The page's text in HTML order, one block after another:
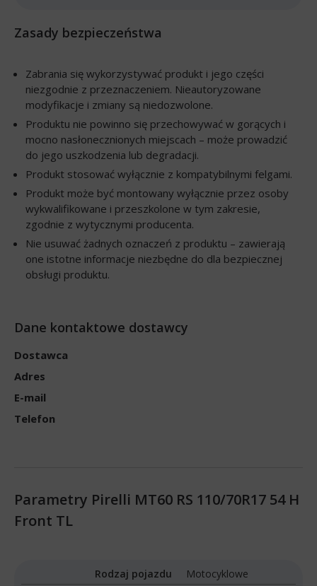
Zasady bezpieczeństwa
Zabrania się wykorzystywać produkt i jego części
niezgodnie z przeznaczeniem. Nieautoryzowane
modyfikacje i zmiany są niedozwolone.
Produktu nie powinno się przechowywać w gorących i
mocno nasłonecznionych miejscach – może prowadzić
do jego uszkodzenia lub degradacji.
Produkt stosować wyłącznie z kompatybilnymi felgami.
Produkt może być montowany wyłącznie przez osoby
wykwalifikowane i przeszkolone w tym zakresie,
zgodnie z wytycznymi producenta.
Nie usuwać żadnych oznaczeń z produktu – zawierają
one istotne informacje niezbędne do dla bezpiecznej
obsługi produktu.
Dane kontaktowe dostawcy
Dostawca
Adres
E-mail
Telefon
Parametry Pirelli MT60 RS 110/70R17 54 H
Front TL
Rodzaj pojazdu Motocyklowe